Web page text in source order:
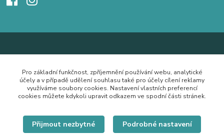
Pro základní funkčnost, zpříjemnění používání webu, analytické
účely a v případě udělení souhlasu také pro účely cílení reklamy
využíváme soubory cookies. Nastavení vlastních preferencí
cookies můžete kdykoli upravit odkazem ve spodní části stránek.
Přijmout nezbytné Podrobné nastavení